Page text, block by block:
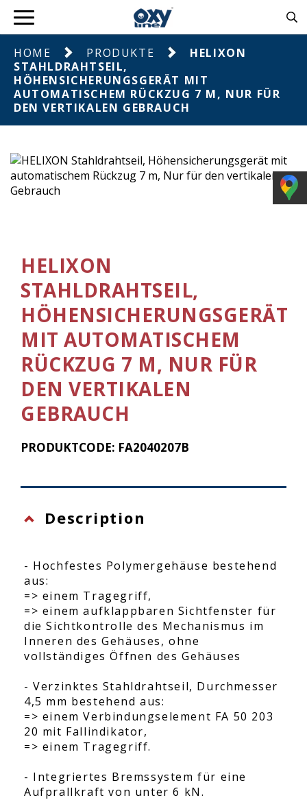
HOME PRODUKTE
HELIXON
STAHLDRAHTSEIL,
HÖHENSICHERUNGSGERÄT MIT
AUTOMATISCHEM RÜCKZUG 7 M, NUR FÜR
DEN VERTIKALEN GEBRAUCH
HELIXON
STAHLDRAHTSEIL,
HÖHENSICHERUNGSGERÄT
MIT AUTOMATISCHEM
RÜCKZUG 7 M, NUR FÜR
DEN VERTIKALEN
GEBRAUCH
PRODUKTCODE: FA2040207B
Description
- Hochfestes Polymergehäuse bestehend
aus:
=> einem Tragegriff,
=> einem aufklappbaren Sichtfenster für
die Sichtkontrolle des Mechanismus im
Inneren des Gehäuses, ohne
vollständiges Öffnen des Gehäuses
- Verzinktes Stahldrahtseil, Durchmesser
4,5 mm bestehend aus:
=> einem Verbindungselement FA 50 203
20 mit Fallindikator,
=> einem Tragegriff.
- Integriertes Bremssystem für eine
Aufprallkraft von unter 6 kN.